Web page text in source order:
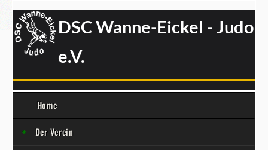
DSC Wanne-Eickel - Judo
e.V.
Home
Der Verein